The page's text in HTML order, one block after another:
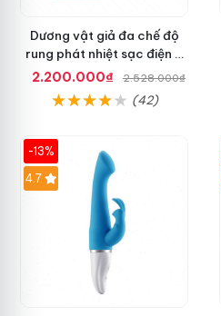
Dương vật giả đa chế độ
rung phát nhiệt sạc điện -
Madge
2.200.000₫ 2.528.000₫
(42)
-13%
Hot
4.7